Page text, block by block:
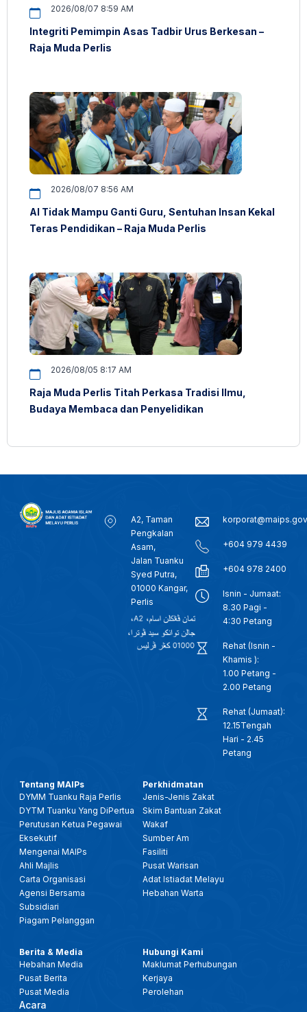
2026/08/07 8:59 AM
Integriti Pemimpin Asas Tadbir Urus Berkesan –
Raja Muda Perlis
2026/08/07 8:56 AM
AI Tidak Mampu Ganti Guru, Sentuhan Insan Kekal
Teras Pendidikan – Raja Muda Perlis
2026/08/05 8:17 AM
Raja Muda Perlis Titah Perkasa Tradisi Ilmu,
Budaya Membaca dan Penyelidikan
A2, Taman
Pengkalan
Asam,
Jalan Tuanku
Syed Putra,
01000 Kangar,
Perlis
+604 979 4439
+604 978 2400
Isnin - Jumaat:
8.30 Pagi -
4:30 Petang
Rehat (Isnin -
Khamis ):
1.00 Petang -
2.00 Petang
Rehat (Jumaat):
12.15Tengah
Hari - 2.45
Petang
Tentang MAIPs
DYMM Tuanku Raja Perlis
DYTM Tuanku Yang DiPertua
Perutusan Ketua Pegawai
Eksekutif
Mengenai MAIPs
Ahli Majlis
Carta Organisasi
Agensi Bersama
Subsidiari
Piagam Pelanggan
Perkhidmatan
Jenis-Jenis Zakat
Skim Bantuan Zakat
Wakaf
Sumber Am
Fasiliti
Pusat Warisan
Adat Istiadat Melayu
Hebahan Warta
Berita & Media
Hebahan Media
Pusat Berita
Pusat Media
Acara
Hubungi Kami
Maklumat Perhubungan
Kerjaya
Perolehan